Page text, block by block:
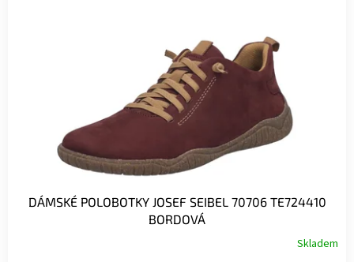
DÁMSKÉ POLOBOTKY JOSEF SEIBEL 70706 TE724410
BORDOVÁ
Skladem